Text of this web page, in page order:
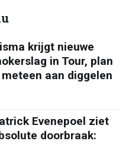
krijgt nieuwe
in Tour, plan
meteen aan diggelen
Evenepoel ziet
doorbraak: